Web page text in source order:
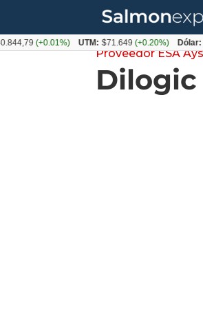
Proveedor ESA
Dilogic
(+0.01%) UTM: $71.649(+0.20%) Dólar: